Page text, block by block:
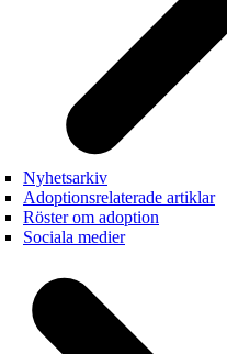
Nyhetsarkiv
Adoptionsrelaterade artiklar
Röster om adoption
Sociala medier